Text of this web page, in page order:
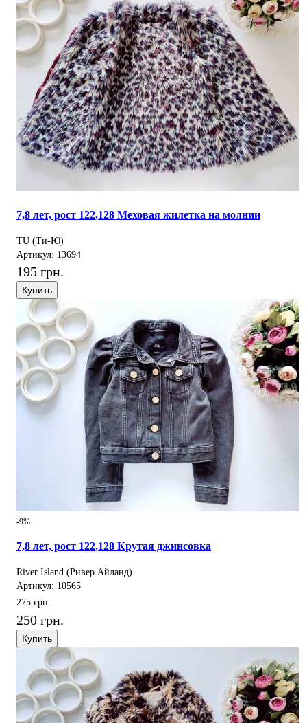
7,8 лет, рост 122,128 Меховая жилетка на молнии
TU (Ти-Ю)
Артикул: 13694
195 грн.
Купить
-9%
7,8 лет, рост 122,128 Крутая джинсовка
River Island (Ривер Айланд)
Артикул: 10565
275 грн.
250 грн.
Купить